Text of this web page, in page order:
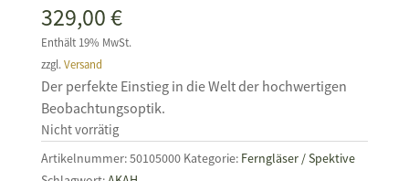
329,00€
Enthält 19% MwSt.
zzgl.Versand
Der perfekte Einstieg in die Welt der hochwertigen
Beobachtungsoptik.
Nicht vorrätig
Artikelnummer:50105000 Kategorie: Ferngläser / Spektive